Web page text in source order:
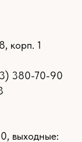
корп. 1
380-70-90
выходные: